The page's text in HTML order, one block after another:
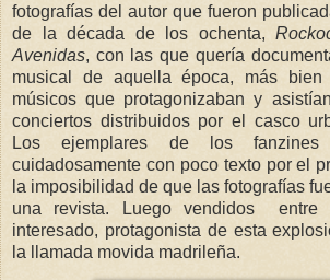
fotografías del autor que fueron
de la década de los ochenta,
Avenidas, con las que quería
musical de aquella época, más
músicos que protagonizaban y
conciertos distribuidos por el casco
Los ejemplares de los fanzines
cuidadosamente con poco texto por el
la imposibilidad de que las fotografías
una revista. Luego vendidos entre
interesado, protagonista de esta
la llamada movida madrileña.